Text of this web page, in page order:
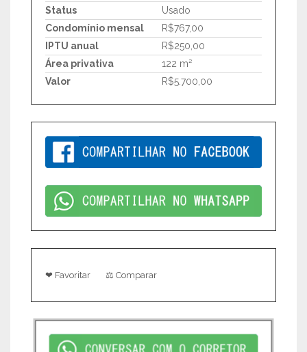
Status
Usado
Condomínio mensal
R$767,00
IPTU anual
R$250,00
Área privativa
122 m²
Valor
R$5.700,00
❤ Favoritar ⚖ Comparar